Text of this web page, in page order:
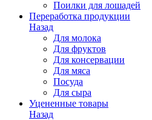
Поилки для лошадей
Переработка продукции
Назад
Для молока
Для фруктов
Для консервации
Для мяса
Посуда
Для сыра
Уцененные товары
Назад